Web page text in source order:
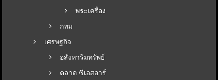
พระเครื่อง
กทม
เศรษฐกิจ
อสังหาริมทรัพย์
ตลาด-ซีเอสอาร์